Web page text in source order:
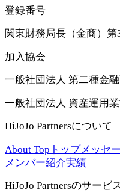
登録番号
関東財務局長（金商）第
加入協会
一般社団法人 第二種金
一般社団法人 資産運用
HiJoJo Partnersについて
About Top トップメッセ
メンバー紹介実績
HiJoJo Partnersのサービ